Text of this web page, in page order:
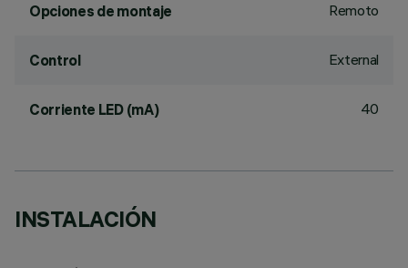
Opciones de montaje Remoto
Control External
Corriente LED (mA) 40
INSTALACIÓN